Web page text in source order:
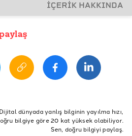
Kurları
İÇERİK HAKKINDA
ihracat işsizlik
işsiz
enflasyon ekonomi
Döviz
Başkanlık Sistemi
Dijital dünyada yanlış bilginin yayılma hızı,
bilgiye göre 20 kat yüksek olabiliyor.
Sen, doğru bilgiyi paylaş.